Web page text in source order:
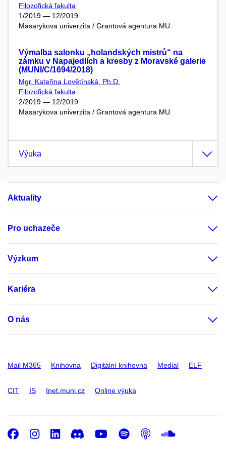
Filozofická fakulta
1/2019 — 12/2019
Masarykova univerzita / Grantová agentura MU
Výmalba salonku „holandských mistrů“ na
zámku v Napajedlích a kresby z Moravské galerie
(MUNI/C/1694/2018)
Mgr. Kateřina Lovětínská, Ph.D.
Filozofická fakulta
2/2019 — 12/2019
Masarykova univerzita / Grantová agentura MU
Výuka
Aktuality
Pro uchazeče
Výzkum
Kariéra
O nás
Mail M365 Knihovna Digitální knihovna Medial ELF
CIT IS Inet.muni.cz Online výuka
Facebook
Instagram
LinkedIn
DiscordYoutube
Spotify
Podcast